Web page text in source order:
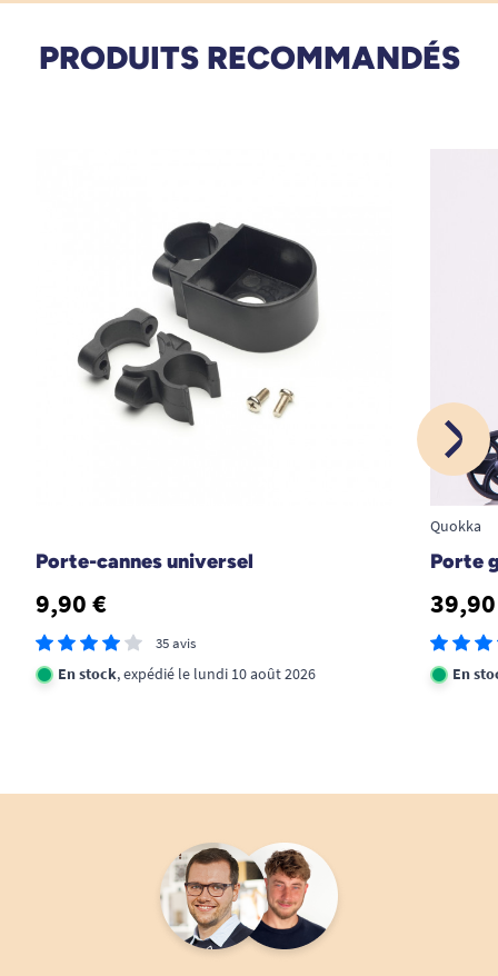
PRODUITS RECOMMANDÉS
Porte-cannes universel
9,90 €
35 avis
En stock, expédié le lundi 10 août 2026
Quokka
Porte
En